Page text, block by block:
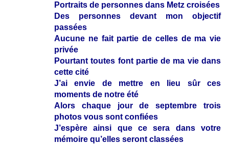
Portraits de personnes dans Metz croisées
Des personnes devant mon objectif
passées
Aucune ne fait partie de celles de ma vie
privée
Pourtant toutes font partie de ma vie dans
cette cité
J’ai envie de mettre en lieu sûr ces
moments de notre été
Alors chaque jour de septembre trois
photos vous sont confiées
J’espère ainsi que ce sera dans votre
mémoire qu’elles seront classées